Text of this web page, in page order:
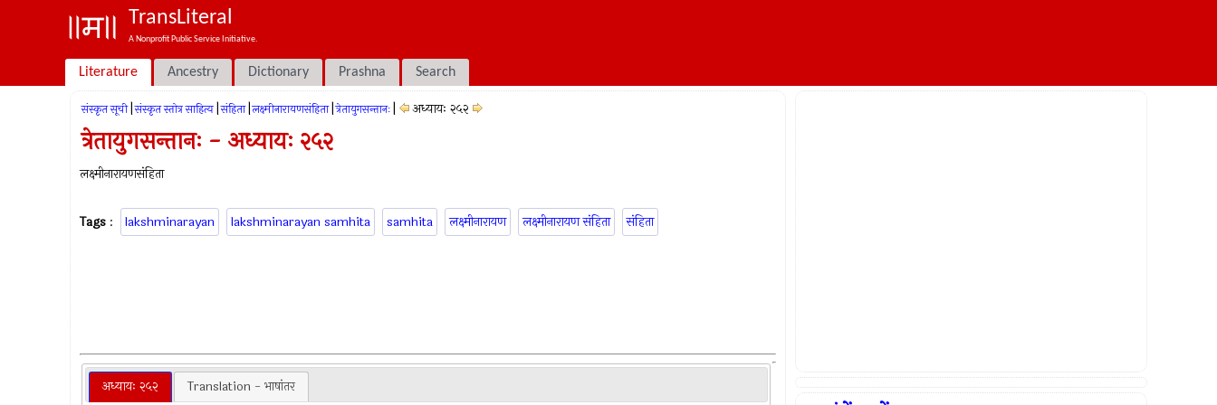
TransLiteral
A Nonprofit Public Service Initiative.
Literature Ancestry Dictionary Prashna Search
संस्कृत सूची संस्कृत स्तोत्र साहित्य संहिता लक्ष्मीनारायणसंहिता त्रेतायुगसन्तानः अध्यायः २५२
त्रेतायुगसन्तानः - अध्यायः २५२
लक्ष्मीनारायणसंहिता
Tags : lakshminarayan lakshminarayan samhita samhita लक्ष्मीनारायण लक्ष्मीनारायण संहिता संहिता
अध्यायः २५२ Translation - भाषांतर